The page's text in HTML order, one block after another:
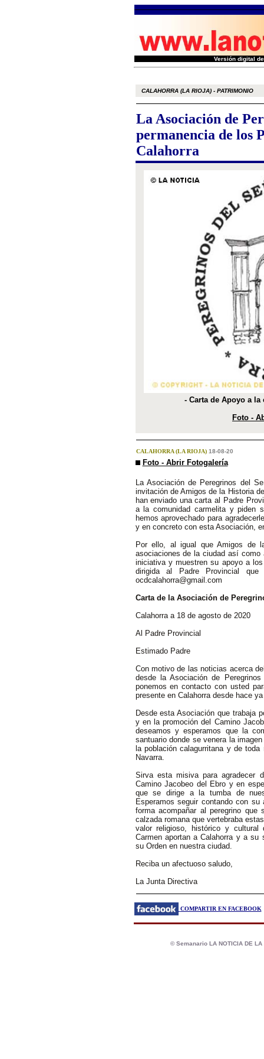
Versión digital
CALAHORRA (LA RIOJA) - PATRIMONIO
La Asociación de
permanencia de los
Calahorra
- Carta de Apoyo a
Foto -
CALAHORRA (LA RIOJA) 18-08-20
Foto - Abrir Fotogalería
La Asociación de Peregrinos del
invitación de Amigos de la Historia
han enviado una carta al Padre
a la comunidad carmelita y piden
hemos aprovechado para
y en concreto con esta Asociación,
Por ello, al igual que Amigos de
asociaciones de la ciudad así
iniciativa y muestren su apoyo a
dirigida al Padre Provincial que
ocdcalahorra@gmail.com
Carta de la Asociación de
Calahorra a 18 de agosto de 2020
Al Padre Provincial
Estimado Padre
Con motivo de las noticias acerca
desde la Asociación de
ponemos en contacto con usted
presente en Calahorra desde hace
Desde esta Asociación que trabaja
y en la promoción del Camino
deseamos y esperamos que la
santuario donde se venera la
la población calagurritana y de
Navarra.
Sirva esta misiva para agradecer
Camino Jacobeo del Ebro y en
que se dirige a la tumba de
Esperamos seguir contando con
forma acompañar al peregrino
calzada romana que vertebraba
valor religioso, histórico y
Carmen aportan a Calahorra y a su
su Orden en nuestra ciudad.
Reciba un afectuoso saludo,
La Junta Directiva
COMPARTIR EN FACEBOOK
© Semanario LA NOTICIA DE LA